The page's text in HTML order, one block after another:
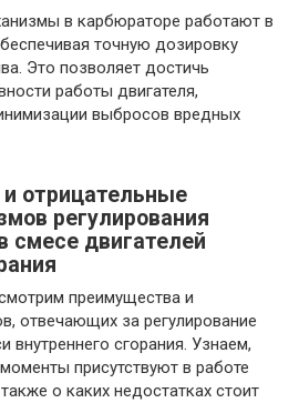
в карбюраторе работают в
точную дозировку
Это позволяет достичь
работы двигателя,
выбросов вредных
отрицательные
регулирования
смесе двигателей
преимущества и
отвечающих за регулирование
внутреннего сгорания. Узнаем,
присутствуют в работе
о каких недостатках стоит